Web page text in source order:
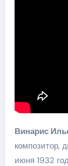
Винарис
композитор,
июня 1932